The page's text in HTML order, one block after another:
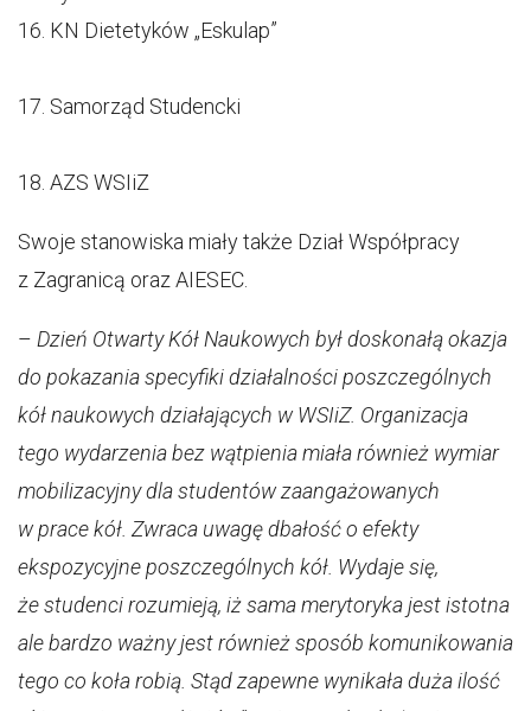
16. KN Dietetyków „Eskulap”
17. Samorząd Studencki
18. AZS WSIiZ
Swoje stanowiska miały także Dział Współpracy
z Zagranicą oraz AIESEC.
– Dzień Otwarty Kół Naukowych był doskonałą okazja
do pokazania specyfiki działalności poszczególnych
kół naukowych działających w WSIiZ. Organizacja
tego wydarzenia bez wątpienia miała również wymiar
mobilizacyjny dla studentów zaangażowanych
w prace kół. Zwraca uwagę dbałość o efekty
ekspozycyjne poszczególnych kół. Wydaje się,
że studenci rozumieją, iż sama merytoryka jest istotna
ale bardzo ważny jest również sposób komunikowania
tego co koła robią. Stąd zapewne wynikała duża ilość